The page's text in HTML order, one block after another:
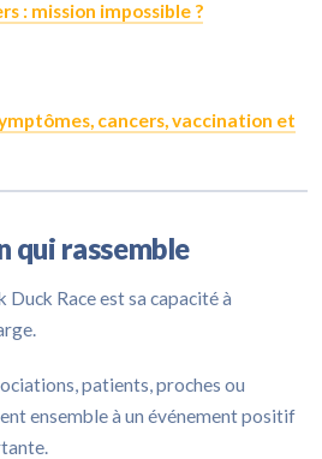
: mission impossible ?
cancers, vaccination et
qui rassemble
Duck Race est sa capacité à
patients, proches ou
ensemble à un événement positif